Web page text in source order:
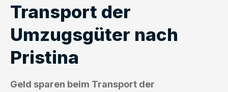
Transport der
Umzugsgüter nach
Pristina
Geld sparen beim Transport der